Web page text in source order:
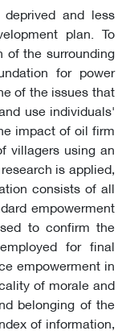
and less
plan. To
the surrounding
for power
of the issues that
use individuals'
impact of oil firm
villagers using an
is applied,
consists of all
empowerment
to confirm the
for final
empowerment in
of morale and
belonging of the
of information,